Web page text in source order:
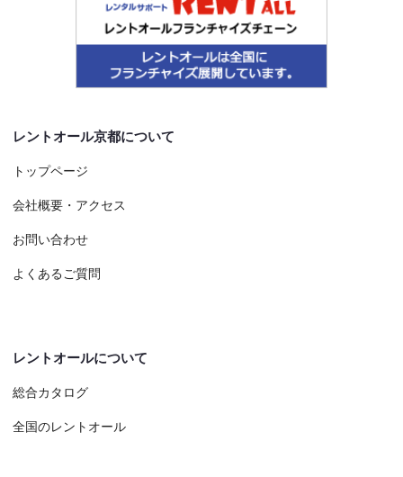
レントオール京都について
トップページ
会社概要・アクセス
お問い合わせ
よくあるご質問
レントオールについて
総合カタログ
全国のレントオール